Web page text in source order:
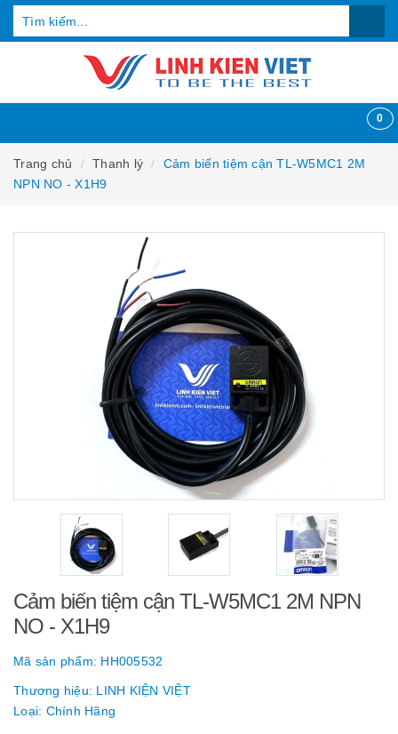
0
Trang chủ Thanh lý
Cảm biến tiệm cận TL-W5MC1 2M
NPN NO - X1H9
Cảm biến tiệm cận TL-W5MC1 2M NPN
NO - X1H9
Mã sản phẩm: HH005532
Thương hiệu: LINH KIỆN VIỆT
Loại: Chính Hãng